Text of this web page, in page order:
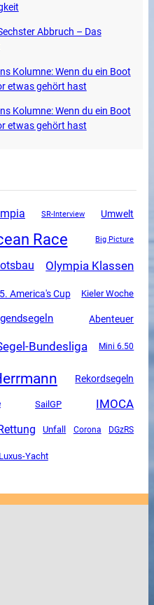
Abbruch – Das
Kolumne: Wenn du ein Boot
etwas gehört hast
Kolumne: Wenn du ein Boot
etwas gehört hast
SR-Interview Umwelt
Race Big Picture
Olympia Klassen
America's Cup Kieler Woche
Abenteuer
Bundesliga Mini 6.50
Rekordsegeln
SailGP IMOCA
Unfall Corona DGzRS
Luxus-Yacht